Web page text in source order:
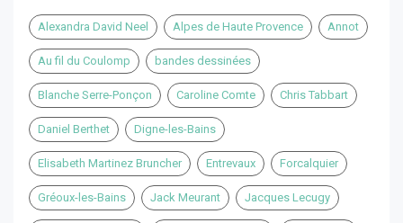
Alexandra David Neel Alpes de Haute Provence Annot
Au fil du Coulomp bandes dessinées
Blanche Serre-Ponçon Caroline Comte Chris Tabbart
Daniel Berthet Digne-les-Bains
Elisabeth Martinez Bruncher Entrevaux Forcalquier
Gréoux-les-Bains Jack Meurant Jacques Lecugy